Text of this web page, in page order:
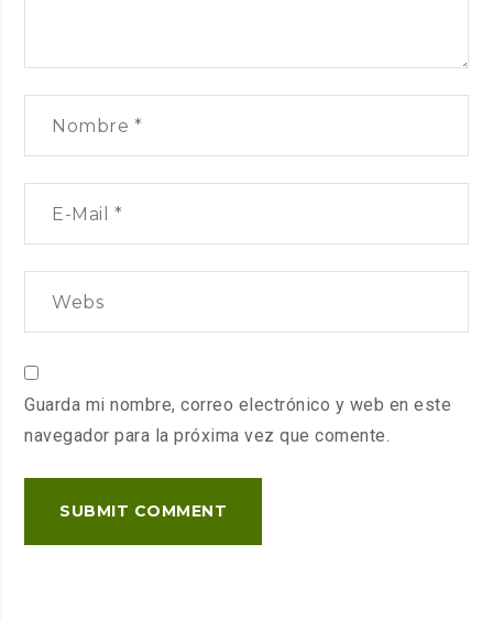
Guarda mi nombre, correo electrónico y web en este
navegador para la próxima vez que comente.